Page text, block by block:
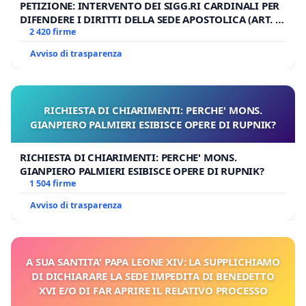
PETIZIONE: INTERVENTO DEI SIGG.RI CARDINALI PER
DIFENDERE I DIRITTI DELLA SEDE APOSTOLICA (ART. 3
UDG)
2 420 firme
Avviso di trasparenza
RICHIESTA DI CHIARIMENTI: PERCHE' MONS.
GIANPIERO PALMIERI ESIBISCE OPERE DI RUPNIK?
RICHIESTA DI CHIARIMENTI: PERCHE' MONS.
GIANPIERO PALMIERI ESIBISCE OPERE DI RUPNIK?
1 504 firme
Avviso di trasparenza
A SUA SANTITA' PAPA LEONE XIV: LA SUPPLICHIAMO
DI DICHIARARE LA SEDE IMPEDITA DI BENEDETTO
XVI E/O DI FAR APRIRE IL RELATIVO PROCESSO